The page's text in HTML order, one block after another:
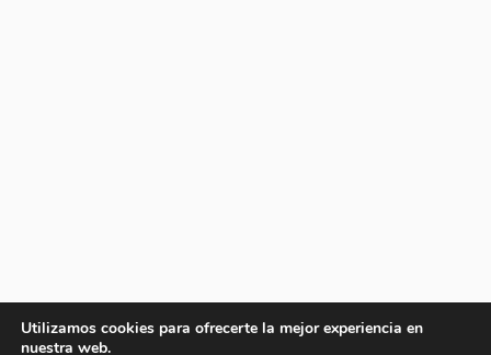
Utilizamos cookies para ofrecerte la mejor experiencia en
nuestra web.